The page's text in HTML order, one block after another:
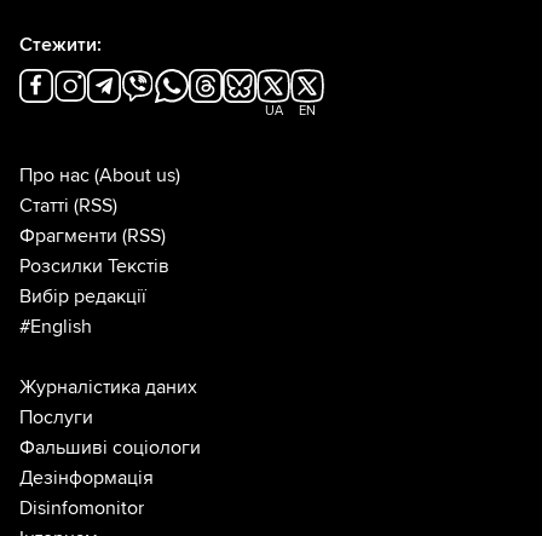
Стежити:
UA EN
Про нас (About us)
Статті (RSS)
Фрагменти (RSS)
Розсилки Текстів
Вибір редакції
#English
Журналістика даних
Послуги
Фальшиві соціологи
Дезінформація
Disinfomonitor